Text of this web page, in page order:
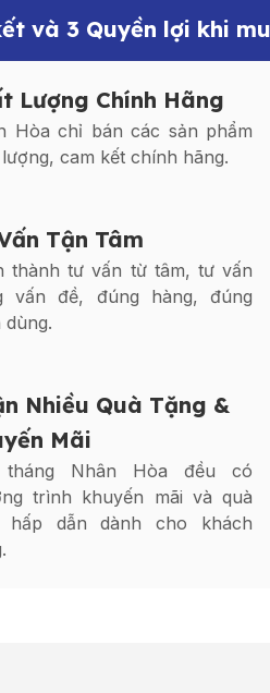
và 3 Quyền lợi khi
Lượng Chính Hãng
Hòa chỉ bán các sản phẩm
cam kết chính hãng.
Tận Tâm
thành tư vấn từ tâm, tư vấn
vấn đề, đúng hàng, đúng
dùng.
Nhiều Quà Tặng &
Mãi
tháng Nhân Hòa đều có
trình khuyến mãi và quà
hấp dẫn dành cho khách